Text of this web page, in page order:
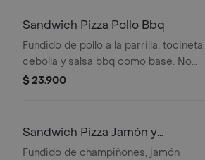
Sandwich Pizza Pollo Bbq
Fundido de pollo a la parrilla, tocineta,
cebolla y salsa bbq como base. No
incluye salsa de ajo, llevala por $2.900
$ 23.900
Sandwich Pizza Jamón y
Champiñón
Fundido de champiñones, jamón